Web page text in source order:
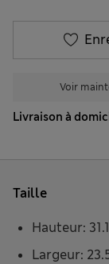
Voir
Livraison à
Taille
Hauteur:
Largeur: